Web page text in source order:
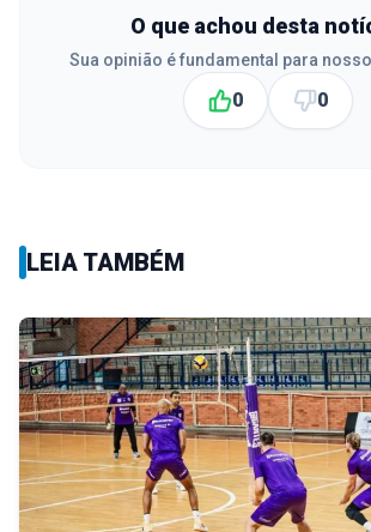
O que achou desta
Sua opinião é fundamental para
0 0
LEIA TAMBÉM